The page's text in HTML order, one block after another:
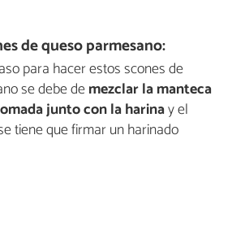
de queso parmesano:
para hacer estos scones de
se debe demezclar la manteca
junto con la harinay el
tiene que firmar un harinado